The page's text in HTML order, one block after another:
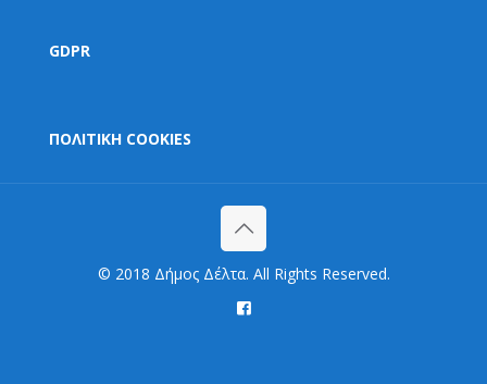
GDPR
ΠΟΛΙΤΙΚΗ COOKIES
© 2018 Δήμος Δέλτα. All Rights Reserved.